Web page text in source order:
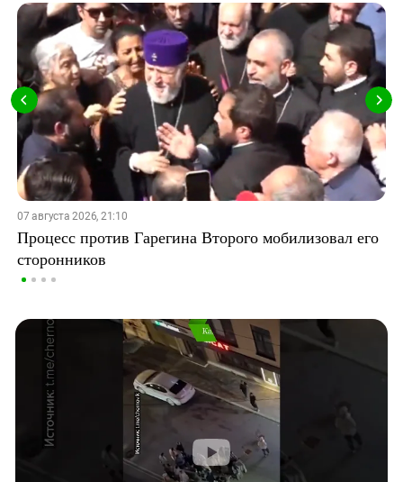
07 августа 2026, 21:10
Процесс против Гарегина Второго мобилизовал его
сторонников